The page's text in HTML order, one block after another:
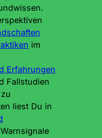
im
Erfahrungen
Fallstudien
liest Du in